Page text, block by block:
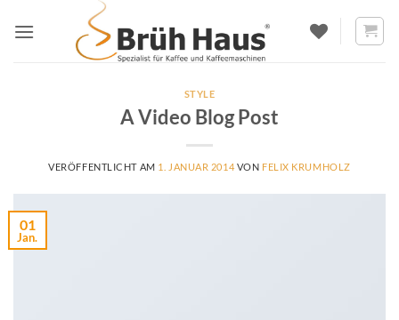
Inhalt
STYLE
A Video Blog Post
VERÖFFENTLICHT AM 1. JANUAR 2014 VON FELIX KRUMHOLZ
01
Jan.